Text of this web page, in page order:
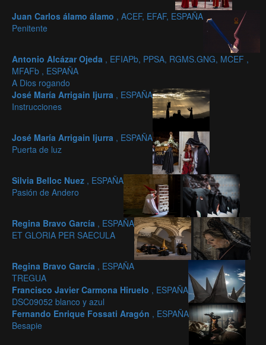
Juan Carlos álamo álamo , ACEF, EFAF, ESPAÑA
Penitente
Antonio Alcázar Ojeda , EFIAPb, PPSA, RGMS.GNG, MCEF ,
MFAFb , ESPAÑA
A Dios rogando
José María Arrigain Ijurra , ESPAÑA
Instrucciones
José María Arrigain Ijurra , ESPAÑA
Puerta de luz
Silvia Belloc Nuez , ESPAÑA
Pasión de Andero
Regina Bravo García , ESPAÑA
ET GLORIA PER SAECULA
Regina Bravo García , ESPAÑA
TREGUA
Francisco Javier Carmona Hiruelo , ESPAÑA
DSC09052 blanco y azul
Fernando Enrique Fossati Aragón , ESPAÑA
Besapie